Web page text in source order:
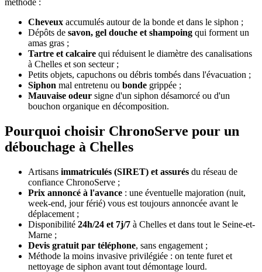
méthode :
Cheveux accumulés autour de la bonde et dans le siphon ;
Dépôts de savon, gel douche et shampoing qui forment un
amas gras ;
Tartre et calcaire qui réduisent le diamètre des canalisations
à Chelles et son secteur ;
Petits objets, capuchons ou débris tombés dans l'évacuation ;
Siphon mal entretenu ou bonde grippée ;
Mauvaise odeur signe d'un siphon désamorcé ou d'un
bouchon organique en décomposition.
Pourquoi choisir ChronoServe pour un
débouchage à Chelles
Artisans immatriculés (SIRET) et assurés du réseau de
confiance ChronoServe ;
Prix annoncé à l'avance : une éventuelle majoration (nuit,
week-end, jour férié) vous est toujours annoncée avant le
déplacement ;
Disponibilité 24h/24 et 7j/7 à Chelles et dans tout le Seine-et-
Marne ;
Devis gratuit par téléphone, sans engagement ;
Méthode la moins invasive privilégiée : on tente furet et
nettoyage de siphon avant tout démontage lourd.